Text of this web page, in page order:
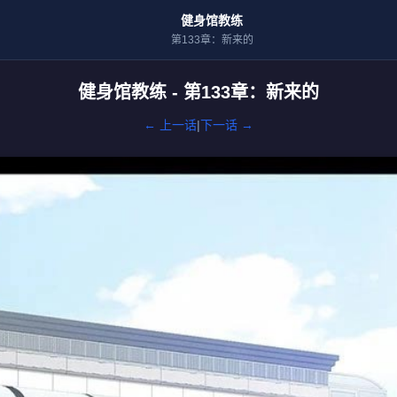
健身馆教练
第133章：新来的
健身馆教练 - 第133章：新来的
← 上一话|下一话 →